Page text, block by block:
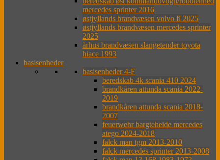
mercedes sprinter 2016
østjyllands brandvæsen volvo fl 2025
østjyllands brandvæsen mercedes sprinter
2025
århus brandvæsen slangetender toyota
hiace 1993
basisenheder
basisenheder 4-F
beredskab 4k scania 410 2024
brandkåren attunda scania 2022-
2019
brandkåren attunda scania 2018-
2007
feuerwehr bargteheide mercedes
atego 2024-2018
falck man tgm 2013-2010
falck mercedes sprinter 2013-2008